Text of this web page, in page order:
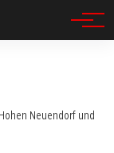
Neuendorf und